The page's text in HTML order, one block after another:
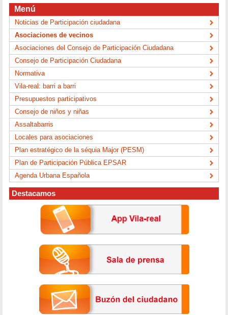
Menú
Noticias de Participación ciudadana
Asociaciones de vecinos
Asociaciones del Consejo de Participación Ciudadana
Consejo de Participación Ciudadana
Normativa
Vila-real: barri a barri
Presupuestos participativos
Consejo de niños y niñas
Assaltabarris
Locales para asociaciones
Plan estratégico de la séquia Major (PESM)
Plan de Participación Pública EPSAR
Agenda Urbana Española
Destacamos